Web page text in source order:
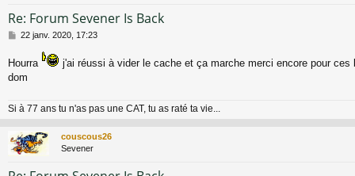
Re: Forum Sevener Is Back
M
a
e
22 janv. 2020, 17:23
Hourra
j'ai réussi à vider le cache et ça marche merci encore pour ces
dom
Si à 77 ans tu n'as pas une CAT, tu as raté ta vie...
couscous26
Sevener